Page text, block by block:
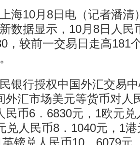
10月8日电（记者潘清
数据显示，10月8日人民
，较前一交易日走高181
行授权中国外汇交易中
外汇市场美元等货币对人
民币6．6830元，1欧元兑
兑人民币8．1040元，1